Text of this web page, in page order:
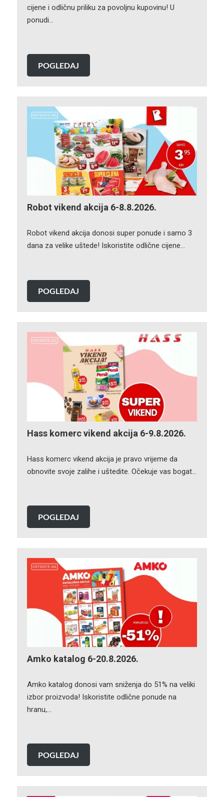
cijene i odličnu priliku za povoljnu kupovinu! U
ponudi…
POGLEDAJ
Robot vikend akcija 6-8.8.2026.
Robot vikend akcija donosi super ponude i samo 3
dana za velike uštede! Iskoristite odlične cijene…
POGLEDAJ
Hass komerc vikend akcija 6-9.8.2026.
Hass komerc vikend akcija je pravo vrijeme da
obnovite svoje zalihe i uštedite. Očekuje vas bogat…
POGLEDAJ
Amko katalog 6-20.8.2026.
Amko katalog donosi vam sniženja do 51% na veliki
izbor proizvoda! Iskoristite odlične ponude na
hranu,…
POGLEDAJ